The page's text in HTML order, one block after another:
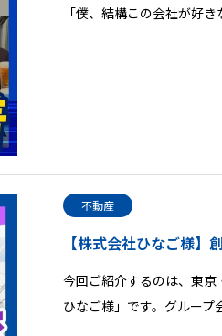
「僕、結構この会社が好
不動産
【株式会社ひなご様
今回ご紹介するのは、東
ひなご様」です。グルー